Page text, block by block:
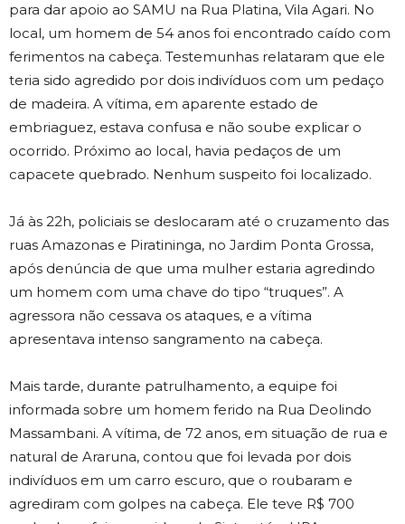
para dar apoio ao SAMU na Rua Platina, Vila Agari. No
local, um homem de 54 anos foi encontrado caído com
ferimentos na cabeça. Testemunhas relataram que ele
teria sido agredido por dois indivíduos com um pedaço
de madeira. A vítima, em aparente estado de
embriaguez, estava confusa e não soube explicar o
ocorrido. Próximo ao local, havia pedaços de um
capacete quebrado. Nenhum suspeito foi localizado.
Já às 22h, policiais se deslocaram até o cruzamento das
ruas Amazonas e Piratininga, no Jardim Ponta Grossa,
após denúncia de que uma mulher estaria agredindo
um homem com uma chave do tipo “truques”. A
agressora não cessava os ataques, e a vítima
apresentava intenso sangramento na cabeça.
Mais tarde, durante patrulhamento, a equipe foi
informada sobre um homem ferido na Rua Deolindo
Massambani. A vítima, de 72 anos, em situação de rua e
natural de Araruna, contou que foi levada por dois
indivíduos em um carro escuro, que o roubaram e
agrediram com golpes na cabeça. Ele teve R$ 700